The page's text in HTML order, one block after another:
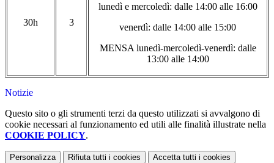
30h 3
lunedì e mercoledì: dalle 14:00 alle 16:00
venerdì: dalle 14:00 alle 15:00
MENSA lunedì-mercoledì-venerdì: dalle
13:00 alle 14:00
Notizie
Questo sito o gli strumenti terzi da questo utilizzati si avvalgono di
cookie necessari al funzionamento ed utili alle finalità illustrate nella
COOKIE POLICY.
Personalizza Rifiuta tutti i cookies Accetta tutti i cookies